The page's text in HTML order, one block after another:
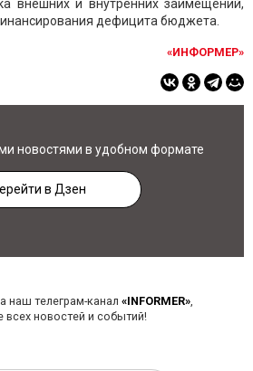
внешних и внутренних заимещений,
дефицита бюджета.
«ИНФОРМЕР»
новостями в удобном формате
в Дзен
наш телеграм-канал «INFORMER»,
всех новостей и событий!